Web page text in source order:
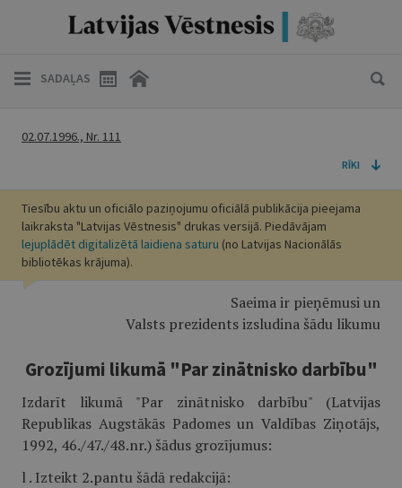
SADAĻAS
02.07.1996., Nr. 111
RĪKI
Tiesību aktu un oficiālo paziņojumu oficiālā publikācija pieejama
laikraksta "Latvijas Vēstnesis" drukas versijā. Piedāvājam
lejuplādēt digitalizētā laidiena saturu (no Latvijas Nacionālās
bibliotēkas krājuma).
Saeima ir pieņēmusi un
Valsts prezidents izsludina šādu likumu
Grozījumi likumā "Par zinātnisko darbību"
Izdarīt likumā "Par zinātnisko darbību" (Latvijas
Republikas Augstākās Padomes un Valdības Ziņotājs,
1992, 46./47./48.nr.) šādus grozījumus:
l . Izteikt 2.pantu šādā redakcijā: